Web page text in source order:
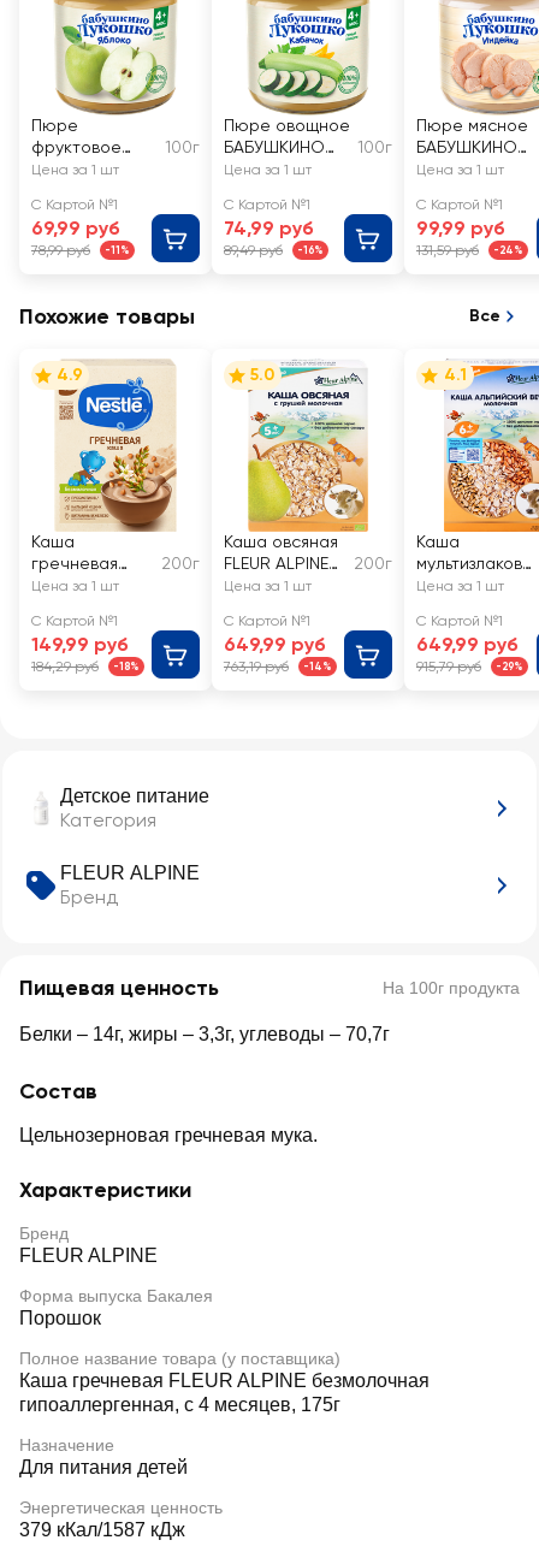
Детское питание
Категория
FLEUR ALPINE
Бренд
Пищевая ценность На 100г продукта
Белки – 14г, жиры – 3,3г, углеводы – 70,7г
Состав
Цельнозерновая гречневая мука.
Характеристики
Бренд
FLEUR ALPINE
Форма выпуска Бакалея
Порошок
Полное название товара (у поставщика)
Каша гречневая FLEUR ALPINE безмолочная
гипоаллергенная, с 4 месяцев, 175г
Назначение
Для питания детей
Энергетическая ценность
379 кКал/1587 кДж
Пюре
фруктовое
БАБУШКИНО
Яблоко без
сахара, с 4
месяцев
100г
Цена за 1 шт
С Картой №1
69,99 руб
78,99 руб -11%
Пюре овощное
БАБУШКИНО
ЛУКОШКО
месяцев
100г
Цена за 1 шт
С Картой №1
74,99 руб
89,49 руб -16%
Пюре мясное
БАБУШКИНО
ЛУКОШКО
месяцев
Цена за 1 шт
С Картой №1
99,99 руб
131,59 руб -24%
Похожие товары Все
4.9
Каша
гречневая
NESTLE
гипоаллерген
ная, с 4
месяцев
200г
Цена за 1 шт
С Картой №1
149,99 руб
184,29 руб -18%
5.0
Каша овсяная
FLEUR ALPINE
молочная с
месяцев
200г
Цена за 1 шт
С Картой №1
649,99 руб
763,19 руб -14%
4.1
Каша
FLEUR ALPINE
вечер
молочная, с 6
месяцев
Цена за 1 шт
С Картой №1
649,99 руб
915,79 руб -29%